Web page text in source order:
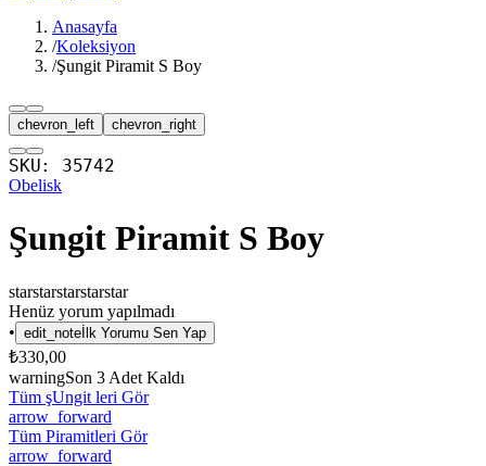
Anasayfa
/Koleksiyon
/Şungit Piramit S Boy
chevron_left chevron_right
SKU: 35742
Obelisk
Şungit Piramit S Boy
starstarstarstarstar
Henüz yorum yapılmadı
• edit_note İlk Yorumu Sen Yap
₺330,00
warningSon 3 Adet Kaldı
Tüm şUngit leri Gör
arrow_forward
Tüm Piramitleri Gör
arrow_forward